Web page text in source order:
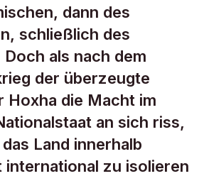
dann des
schließlich des
als nach dem
der überzeugte
Hoxha die Macht im
an sich riss,
Land innerhalb
zu isolieren